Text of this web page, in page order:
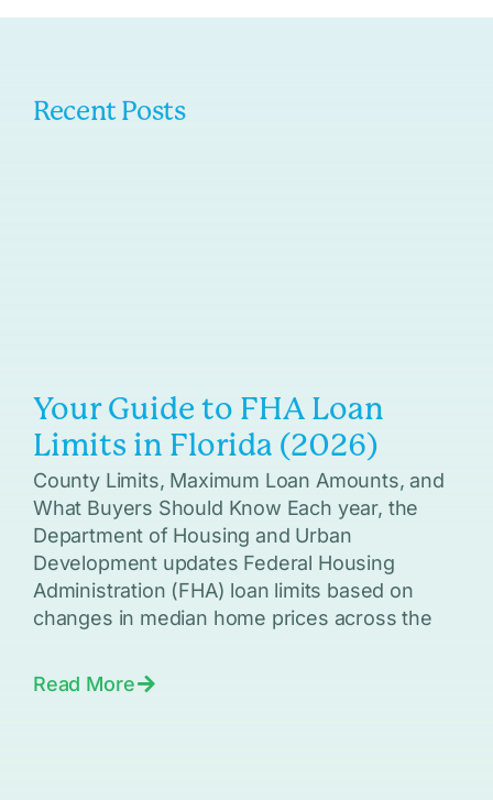
Recent Posts
Your Guide to FHA Loan
Limits in Florida (2026)
County Limits, Maximum Loan Amounts, and
What Buyers Should Know Each year, the
Department of Housing and Urban
Development updates Federal Housing
Administration (FHA) loan limits based on
changes in median home prices across the
Read More